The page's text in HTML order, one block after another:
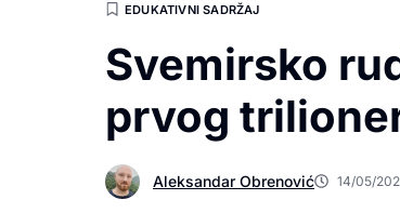
EDUKATIVNI SADRŽAJ
Svemirsko
prvog
Aleksandar Obrenović 14/05/